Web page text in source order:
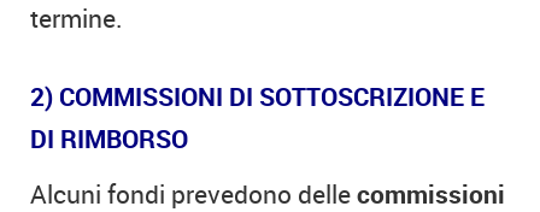
termine.
2) COMMISSIONI DI SOTTOSCRIZIONE E
DI RIMBORSO
Alcuni fondi prevedono dellecommissioni